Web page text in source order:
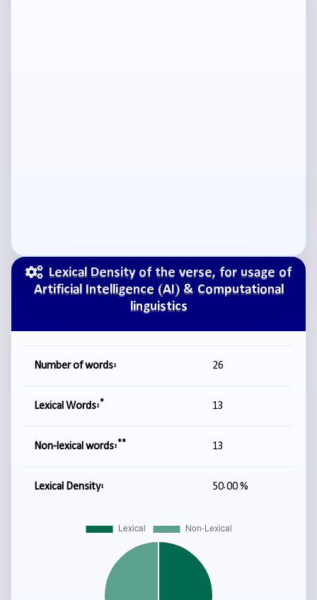
Lexical Density of the verse, for usage of
Artificial Intelligence (AI) & Computational
linguistics
Number of words: 26
Lexical Words:* 13
Non-lexical words:** 13
Lexical Density: 50.00 %